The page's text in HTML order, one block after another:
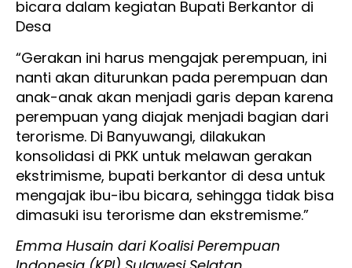
bicara dalam kegiatan Bupati Berkantor di
Desa
“Gerakan ini harus mengajak perempuan, ini
nanti akan diturunkan pada perempuan dan
anak-anak akan menjadi garis depan karena
perempuan yang diajak menjadi bagian dari
terorisme. Di Banyuwangi, dilakukan
konsolidasi di PKK untuk melawan gerakan
ekstrimisme, bupati berkantor di desa untuk
mengajak ibu-ibu bicara, sehingga tidak bisa
dimasuki isu terorisme dan ekstremisme.”
Emma Husain dari Koalisi Perempuan